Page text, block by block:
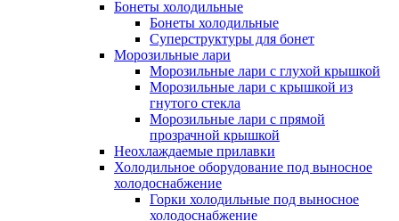
Бонеты холодильные
Бонеты холодильные
Суперструктуры для бонет
Морозильные лари
Морозильные лари с глухой крышкой
Морозильные лари с крышкой из
гнутого стекла
Морозильные лари с прямой
прозрачной крышкой
Неохлаждаемые прилавки
Холодильное оборудование под выносное
холодоснабжение
Горки холодильные под выносное
холодоснабжение